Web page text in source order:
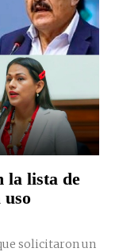
la lista de
uso
solicitaron un